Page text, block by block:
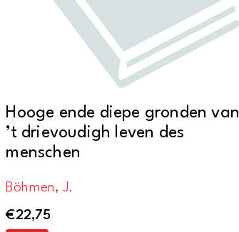
Hooge ende diepe gronden van
’t drievoudigh leven des
menschen
Böhmen, J.
€22,75